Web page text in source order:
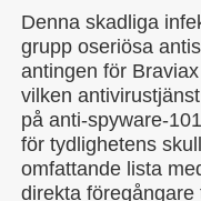
Denna skadliga
grupp oseriösa
antingen för
vilken
på anti-spyware-
för tydlighetens
omfattande lista
direkta